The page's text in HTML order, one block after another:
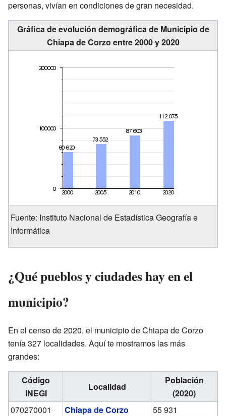
personas, vivían en condiciones de gran necesidad.
Gráfica de evolución demográfica de Municipio de
Chiapa de Corzo entre 2000 y 2020
Fuente: Instituto Nacional de Estadística Geografía e
Informática
¿Qué pueblos y ciudades hay en el
municipio?
En el censo de 2020, el municipio de Chiapa de Corzo
tenía 327 localidades. Aquí te mostramos las más
grandes:
Código
INEGI
Localidad
Población
(2020)
070270001
Chiapa de Corzo
55 931